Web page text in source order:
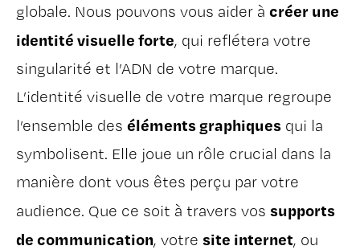
globale. Nous pouvons vous aider à créer une
identité visuelle forte, qui reflétera votre
singularité et l’ADN de votre marque.
L’identité visuelle de votre marque regroupe
l’ensemble des éléments graphiques qui la
symbolisent. Elle joue un rôle crucial dans la
manière dont vous êtes perçu par votre
audience. Que ce soit à travers vos supports
de communication, votre site internet, ou